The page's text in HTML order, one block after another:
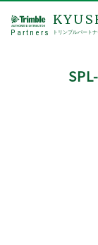
Partners トリンブルパート